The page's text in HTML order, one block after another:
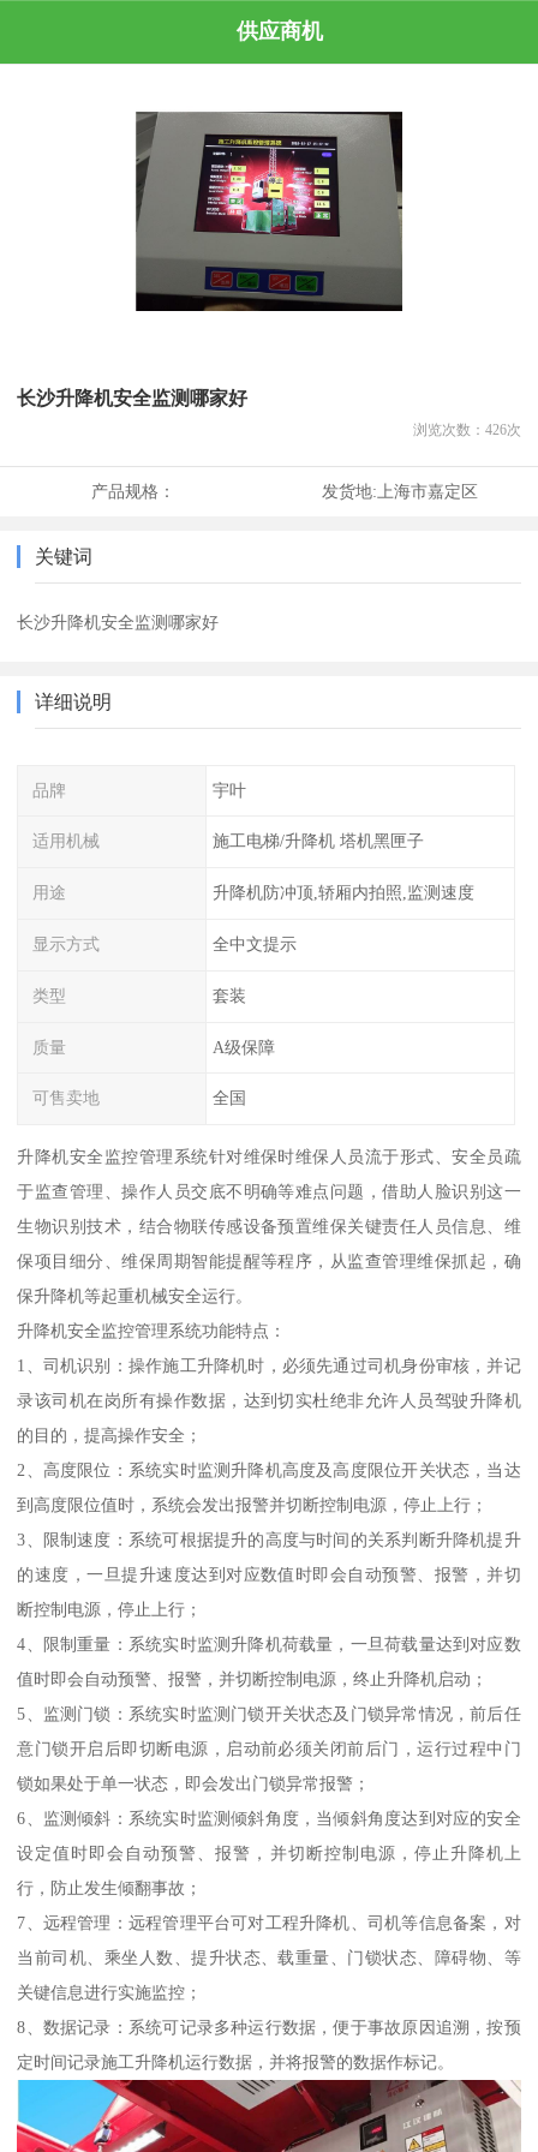
供应商机
长沙升降机安全监测哪家好
浏览次数： 426次
产品规格： 发货地:上海市嘉定区
关键词
长沙升降机安全监测哪家好
详细说明
品牌 宇叶
适用机械 施工电梯/升降机 塔机黑匣子
用途 升降机防冲顶,轿厢内拍照,监测速度
显示方式 全中文提示
类型 套装
质量 A级保障
可售卖地 全国
升降机安全监控管理系统针对维保时维保人员流于形式、安全员疏
于监查管理、操作人员交底不明确等难点问题，借助人脸识别这一
生物识别技术，结合物联传感设备预置维保关键责任人员信息、维
保项目细分、维保周期智能提醒等程序，从监查管理维保抓起，确
保升降机等起重机械安全运行。
升降机安全监控管理系统功能特点：
1、司机识别：操作施工升降机时，必须先通过司机身份审核，并记
录该司机在岗所有操作数据，达到切实杜绝非允许人员驾驶升降机
的目的，提高操作安全；
2、高度限位：系统实时监测升降机高度及高度限位开关状态，当达
到高度限位值时，系统会发出报警并切断控制电源，停止上行；
3、限制速度：系统可根据提升的高度与时间的关系判断升降机提升
的速度，一旦提升速度达到对应数值时即会自动预警、报警，并切
断控制电源，停止上行；
4、限制重量：系统实时监测升降机荷载量，一旦荷载量达到对应数
值时即会自动预警、报警，并切断控制电源，终止升降机启动；
5、监测门锁：系统实时监测门锁开关状态及门锁异常情况，前后任
意门锁开启后即切断电源，启动前必须关闭前后门，运行过程中门
锁如果处于单一状态，即会发出门锁异常报警；
6、监测倾斜：系统实时监测倾斜角度，当倾斜角度达到对应的安全
设定值时即会自动预警、报警，并切断控制电源，停止升降机上
行，防止发生倾翻事故；
7、远程管理：远程管理平台可对工程升降机、司机等信息备案，对
当前司机、乘坐人数、提升状态、载重量、门锁状态、障碍物、等
关键信息进行实施监控；
8、数据记录：系统可记录多种运行数据，便于事故原因追溯，按预
定时间记录施工升降机运行数据，并将报警的数据作标记。